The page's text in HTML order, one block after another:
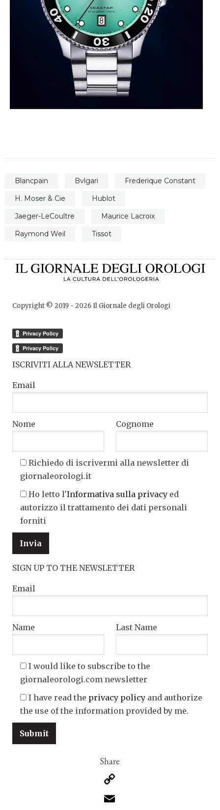
Blancpain Bvlgari
Frederique Constant
H. Moser & Cie
Hublot
Jaeger-LeCoultre
Maurice Lacroix
Raymond Weil
Tissot
Copyright © 2019 - 2026Il Giornale degli Orologi
ISCRIVITI ALLA NEWSLETTER
Email
Nome Cognome
Richiedo di iscrivermi alla newsletter di
giornaleorologi.it
Ho letto l'Informativa sulla privacy ed
autorizzo il trattamento dei dati personali
forniti
SIGN UP TO THE NEWSLETTER
Email
Name Last Name
I would like to subscribe to the
giornaleorologi.com newsletter
I have read the privacy policy and authorize
the use of the information provided by me.